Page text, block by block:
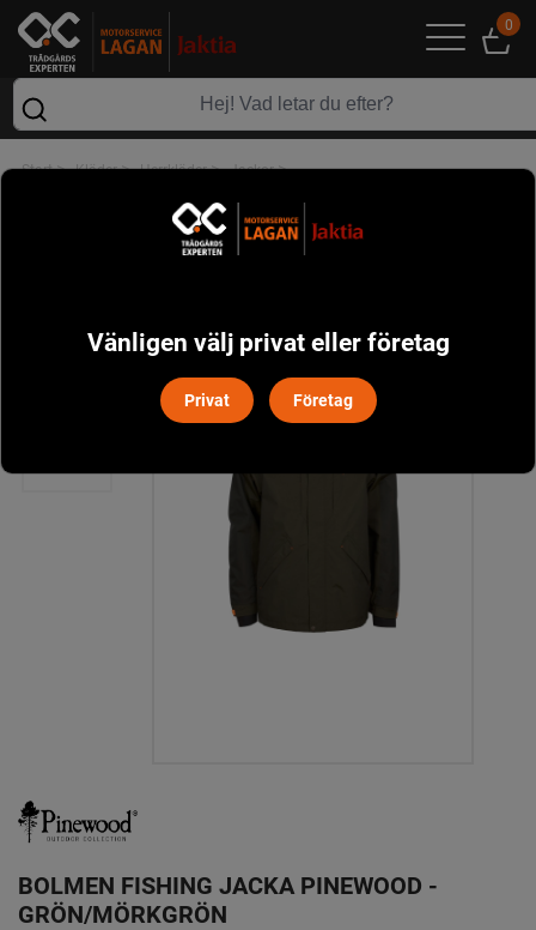
0
Start> Kläder> Herrkläder> Jackor>
BOLMEN FISHING JACKA PINEWOOD -
GRÖN/MÖRKGRÖN
Vänligen välj privat eller företag
Privat Företag